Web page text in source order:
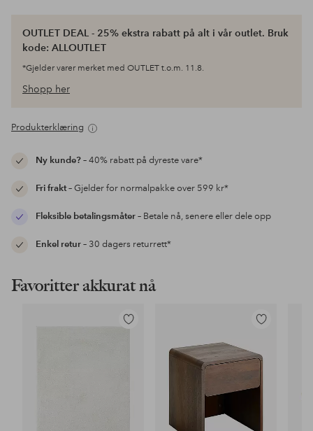
OUTLET DEAL - 25% ekstra rabatt på alt i vår outlet. Bruk
kode: ALLOUTLET
*Gjelder varer merket med OUTLET t.o.m. 11.8.
Shopp her
Produkterklæring
Ny kunde?– 40% rabatt på dyreste vare*
Fri frakt– Gjelder for normalpakke over 599 kr*
Fleksible betalingsmåter– Betale nå, senere eller dele opp
Enkel retur– 30 dagers returrett*
Favoritter akkurat nå
Legg
Legg
favoritter